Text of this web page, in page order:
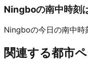
Ningboの南中時刻
Ningboの今日の南中時
関連する都市